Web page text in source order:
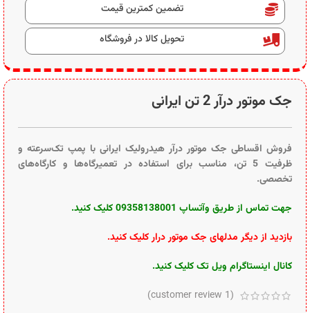
جک موتور درآر 2 تن ایرانی
فروش اقساطی جک موتور درآر هیدرولیک ایرانی با پمپ تک‌سرعته و
ظرفیت 5 تن، مناسب برای استفاده در تعمیرگاه‌ها و کارگاه‌های
تخصصی.
جهت تماس از طریق وآتساپ 09358138001 کلیک کنید
.
بازدید از دیگر مدلهای جک موتور درار کلیک کنید.
کانال اینستاگرام ویل تک کلیککنید.
(
1
تضمین کمترین قیمت
تحویل کالا در فروشگاه